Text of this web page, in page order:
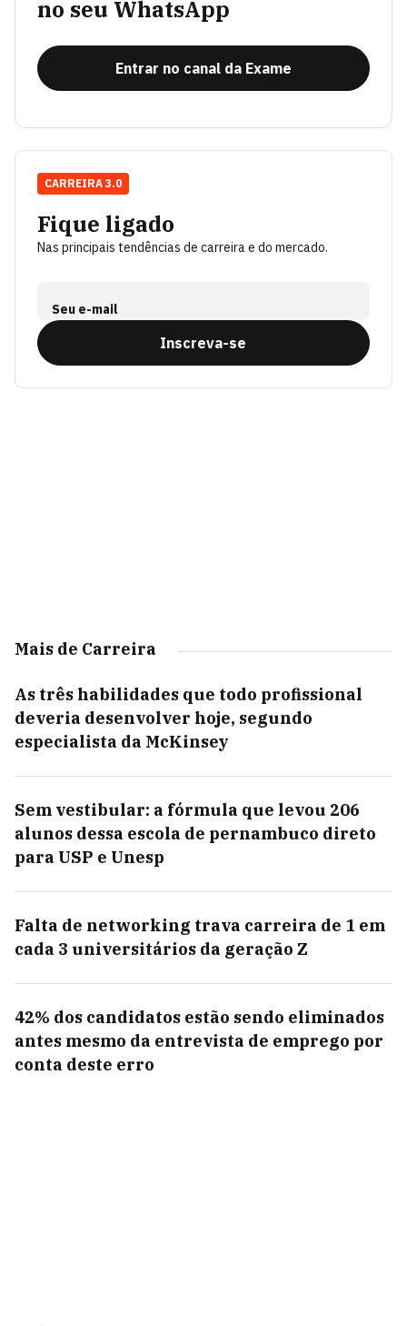
no seu WhatsApp
Entrar no canal da Exame
Fique ligado
Nas principais tendências de carreira e do mercado.
Seu e-mail
Inscreva-se
CARREIRA 3.0
Mais de Carreira
As três habilidades que todo profissional
deveria desenvolver hoje, segundo
especialista da McKinsey
Sem vestibular: a fórmula que levou 206
alunos dessa escola de pernambuco direto
para USP e Unesp
Falta de networking trava carreira de 1 em
cada 3 universitários da geração Z
42% dos candidatos estão sendo eliminados
antes mesmo da entrevista de emprego por
conta deste erro